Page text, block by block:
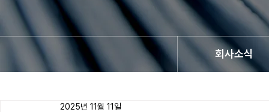
회사소식
2025년 11월 11일